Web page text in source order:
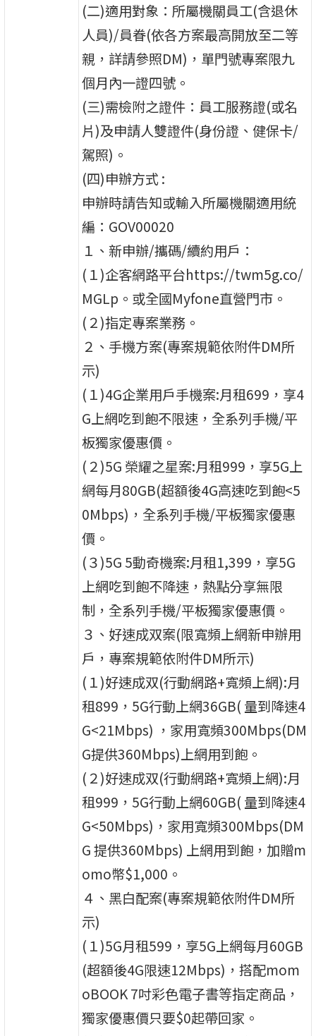
(二)適用對象：所屬機關員工(含退休
人員)/員眷(依各方案最高開放至二等
親，詳請參照DM)，單門號專案限九
個月內一證四號。
(三)需檢附之證件：員工服務證(或名
片)及申請人雙證件(身份證、健保卡/
駕照)。
(四)申辦方式 :
申辦時請告知或輸入所屬機關適用統
編：GOV00020
１、新申辦/攜碼/續約用戶：
(１)企客網路平台https://twm5g.co/
MGLp。或全國Myfone直營門市。
(２)指定專案業務。
２、手機方案(專案規範依附件DM所
示)
(１)4G企業用戶手機案:月租699，享4
G上網吃到飽不限速，全系列手機/平
板獨家優惠價。
(２)5G 榮耀之星案:月租999，享5G上
網每月80GB(超額後4G高速吃到飽<5
0Mbps)，全系列手機/平板獨家優惠
價。
(３)5G 5動奇機案:月租1,399，享5G
上網吃到飽不降速，熱點分享無限
制，全系列手機/平板獨家優惠價。
３、好速成双案(限寬頻上網新申辦用
戶，專案規範依附件DM所示)
(１)好速成双(行動網路+寬頻上網):月
租899，5G行動上網36GB( 量到降速4
G<21Mbps) ，家用寬頻300Mbps(DM
G提供360Mbps)上網用到飽。
(２)好速成双(行動網路+寬頻上網):月
租999，5G行動上網60GB( 量到降速4
G<50Mbps)，家用寬頻300Mbps(DM
G 提供360Mbps) 上網用到飽，加贈m
omo幣$1,000。
４、黑白配案(專案規範依附件DM所
示)
(１)5G月租599，享5G上網每月60GB
(超額後4G限速12Mbps)，搭配mom
oBOOK 7吋彩色電子書等指定商品，
獨家優惠價只要$0起帶回家。